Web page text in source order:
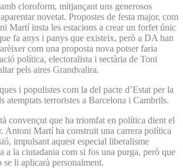
cloroform, mitjançant uns generosos
novetat. Propostes de festa major, com
Martí insta les estacions a crear un forfet únic
fa anys i panys que existeix, però a DA han
com una proposta nova potser faria
política, electoralista i sectària de Toni
pels aires Grandvalira.
i populistes com la del pacte d’Estat per la
atemptats terroristes a Barcelona i Cambrils.
convençut que ha triomfat en política dient el
Antoni Martí ha construït una carrera política
impulsant aquest especial liberalisme
a la ciutadania com si fos una purga, però que
se li aplicarà personalment.